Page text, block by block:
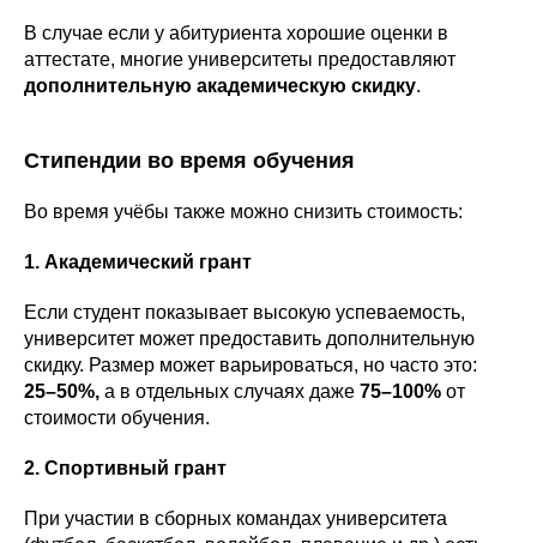
В случае если у абитуриента хорошие оценки в
аттестате, многие университеты предоставляют
дополнительную академическую скидку.
Стипендии во время обучения
Во время учёбы также можно снизить стоимость:
1. Академический грант
Если студент показывает высокую успеваемость,
университет может предоставить дополнительную
скидку. Размер может варьироваться, но часто это:
25–50%, а в отдельных случаях даже 75–100% от
стоимости обучения.
2. Спортивный грант
При участии в сборных командах университета